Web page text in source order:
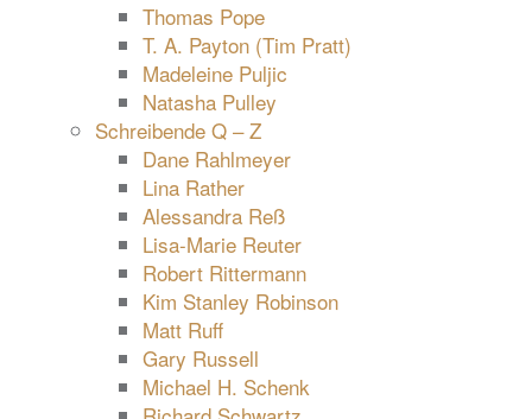
Thomas Pope
T. A. Payton (Tim Pratt)
Madeleine Puljic
Natasha Pulley
Schreibende Q – Z
Dane Rahlmeyer
Lina Rather
Alessandra Reß
Lisa-Marie Reuter
Robert Rittermann
Kim Stanley Robinson
Matt Ruff
Gary Russell
Michael H. Schenk